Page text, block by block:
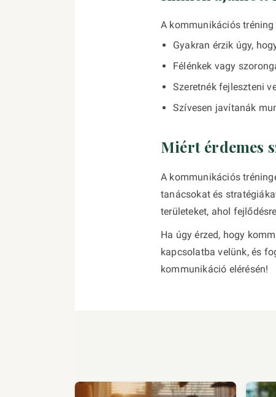
A kommunikációs
Gyakran érzik úgy,
Félénkek vagy
Szeretnék fejleszteni
Szívesen javítanák
Miért érdemes
A kommunikációs
tanácsokat és
területeket, ahol
Ha úgy érzed, hogy
kapcsolatba velünk, és
kommunikáció elérésén!